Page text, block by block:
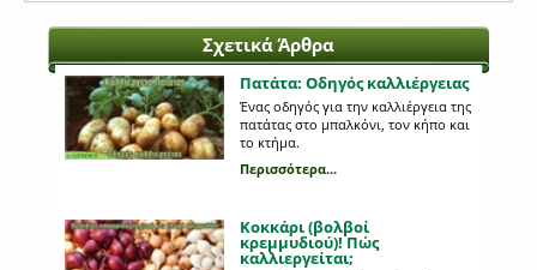
Σχετικά Άρθρα
Πατάτα: Οδηγός καλλιέργειας
Ένας οδηγός για την καλλιέργεια της
πατάτας στο μπαλκόνι, τον κήπο και
το κτήμα.
Περισσότερα...
Κοκκάρι (βολβοί
κρεμμυδιού)! Πώς
καλλιεργείται;